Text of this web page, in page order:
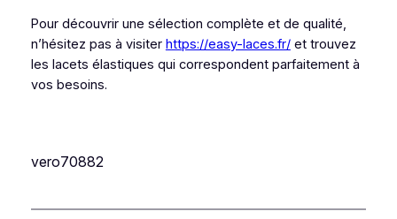
Pour découvrir une sélection complète et de qualité,
n’hésitez pas à visiter https://easy-laces.fr/et trouvez
les lacets élastiques qui correspondent parfaitement à
vos besoins.
vero70882